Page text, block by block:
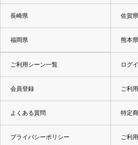
長崎県 佐賀県
福岡県 熊本県
ご利用シーン一覧 ログ
会員登録 ご利
よくある質問 特定
プライバシーポリシー ご利